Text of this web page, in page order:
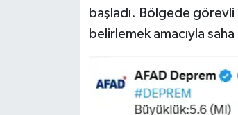
başladı. Bölgede görevli
belirlemek amacıyla